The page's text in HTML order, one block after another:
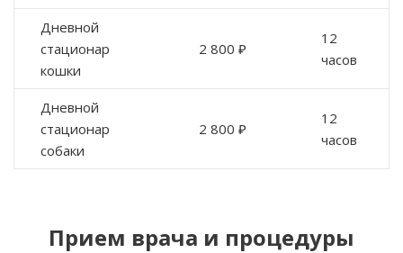
Дневной
стационар
кошки
2 800 ₽
12
часов
Дневной
стационар
собаки
2 800 ₽
12
часов
Прием врача и процедуры